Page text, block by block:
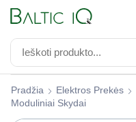
Pradžia Elektros Prekės
Moduliniai Skydai